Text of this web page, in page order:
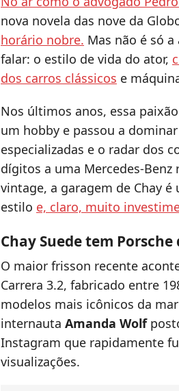
nova novela das nove da
horário nobre. Mas não é só
falar: o estilo de vida do ator,
dos carros clássicos e
Nos últimos anos, essa
um hobby e passou a
especializadas e o radar dos
dígitos a uma Mercedes-
vintage, a garagem de Chay
estilo e, claro, muito
Chay Suede tem
O maior frisson recente
Carrera 3.2, fabricado entre
modelos mais icônicos da
internauta Amanda Wolf
Instagram que rapidamente
visualizações.